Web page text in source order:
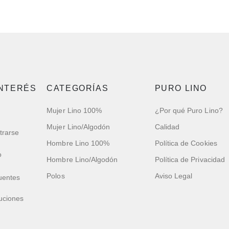
CATEGORÍAS
Mujer Lino 100%
Mujer Lino/Algodón
Hombre Lino 100%
Hombre Lino/Algodón
Polos
PURO LINO
¿Por qué Puro Lino?
Calidad
Política de Cookies
Política de Privacidad
Aviso Legal